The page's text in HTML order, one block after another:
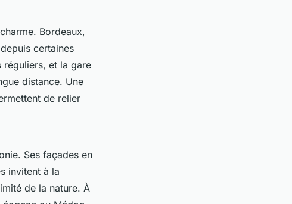
Bordeaux,
certaines
réguliers, et la gare
distance. Une
de relier
Ses façades en
invitent à la
de la nature. À